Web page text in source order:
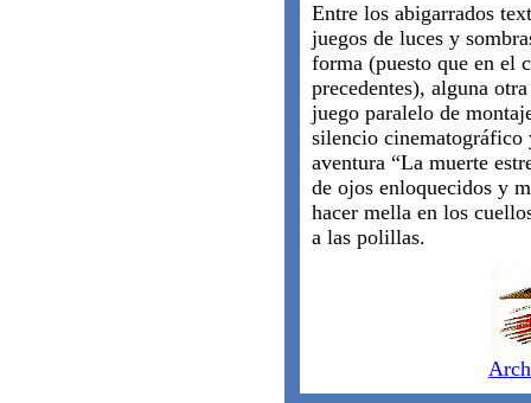
Entre los abigarrados
juegos de luces y
forma (puesto que en el
precedentes), alguna
juego paralelo de
silencio cinematográfico
aventura “La muerte
de ojos enloquecidos y
hacer mella en los
a las polillas.